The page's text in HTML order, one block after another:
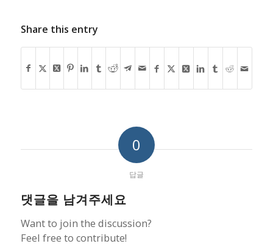
Share this entry
0
답글
댓글을 남겨주세요
Want to join the discussion?
Feel free to contribute!